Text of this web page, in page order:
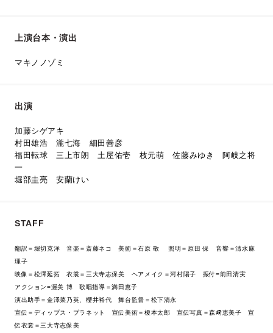
上演台本・演出
マキノノゾミ
出演
加藤シゲアキ
村田雄浩 瀧七海 細田善彦
福田転球 三上市朗 土屋佑壱 枝元萌 佐藤みゆき 阿岐之将
一
堀部圭亮 安蘭けい
STAFF
翻訳＝堀切克洋 音楽＝斎藤ネコ 美術＝石原 敬 照明＝原田 保 音響＝清水麻
理子
映像＝松澤延拓 衣裳＝三大寺志保美 ヘアメイク＝河村陽子 振付=前田清実
アクション=渥美 博 歌唱指導＝満田恵子
演出助手＝金澤菜乃英、櫻井裕代 舞台監督＝松下清永
宣伝＝ディップス・プラネット 宣伝美術＝榎本太郎 宣伝写真＝森﨑恵美子 宣
伝衣裳＝三大寺志保美